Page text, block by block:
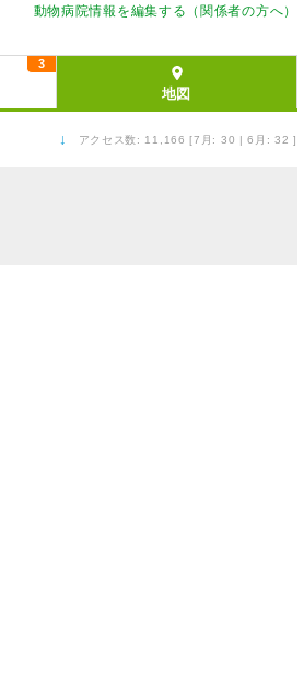
動物病院情報を編集する（関係者の方へ）
3
地図
↓ アクセス数: 11,166 [7月: 30 | 6月: 32 ]